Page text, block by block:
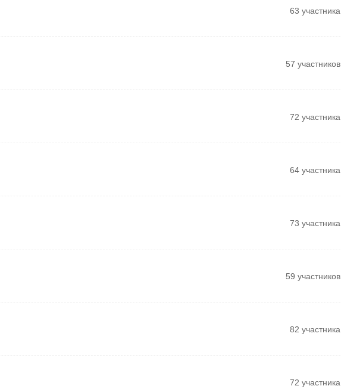
63 участника
57 участников
72 участника
64 участника
73 участника
59 участников
82 участника
72 участника